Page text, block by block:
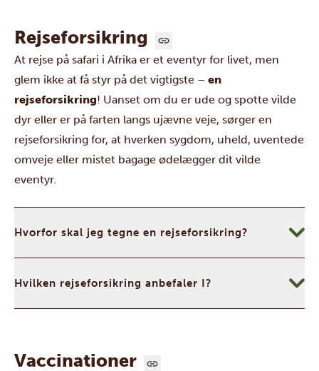
Rejseforsikring
At rejse på safari i Afrika er et eventyr for livet, men
glem ikke at få styr på det vigtigste – en
rejseforsikring! Uanset om du er ude og spotte vilde
dyr eller er på farten langs ujævne veje, sørger en
rejseforsikring for, at hverken sygdom, uheld, uventede
omveje eller mistet bagage ødelægger dit vilde
eventyr.
Hvorfor skal jeg tegne en rejseforsikring?
Hvilken rejseforsikring anbefaler I?
Vaccinationer